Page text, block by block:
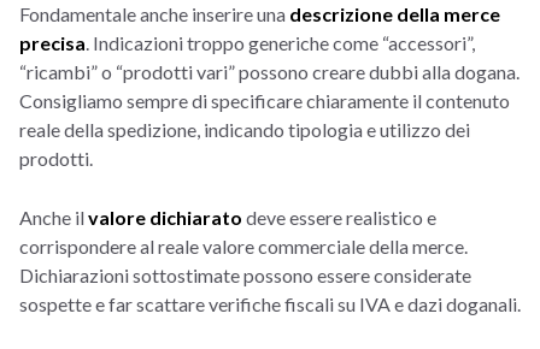
Fondamentale anche inserire una descrizione della merce
precisa. Indicazioni troppo generiche come “accessori”,
“ricambi” o “prodotti vari” possono creare dubbi alla dogana.
Consigliamo sempre di specificare chiaramente il contenuto
reale della spedizione, indicando tipologia e utilizzo dei
prodotti.
Anche ilvalore dichiarato deve essere realistico e
corrispondere al reale valore commerciale della merce.
Dichiarazioni sottostimate possono essere considerate
sospette e far scattare verifiche fiscali su IVA e dazi doganali.